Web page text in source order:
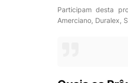
Participam desta
Amerciano, Duralex,